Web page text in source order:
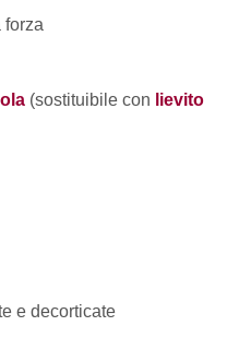
forza
(sostituibile con lievito
e decorticate